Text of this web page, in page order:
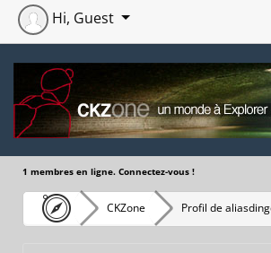
Hi, Guest
1 membres en ligne. Connectez-vous !
CKZone Profil de